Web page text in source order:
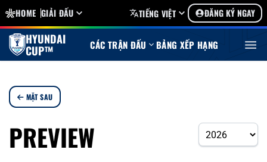
HOME GIẢI ĐẤU TIẾNG VIỆT ĐĂNG KÝ NGAY
HYUNDAI
CUP™ CÁC TRẬN ĐẤU BẢNG XẾP HẠNG
MẶT SAU
PREVIEW